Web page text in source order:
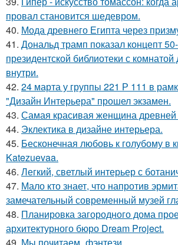
провал становится шедевром.
40. Мода древнего Египта через
41. Дональд трамп показал концепт
президентской библиотеки с
внутри.
42. 24 марта у группы 221 Р 111 в
"Дизайн Интерьера" прошел экзамен.
43. Самая красивая женщина древней
44. Эклектика в дизайне интерьера.
45. Бесконечная любовь к голубому в
Katezuevaa.
46. Легкий, светлый интерьер с
47. Мало кто знает, что напротив
замечательный современный музей
48. Планировка загородного дома
архитектурного бюро Dream Project.